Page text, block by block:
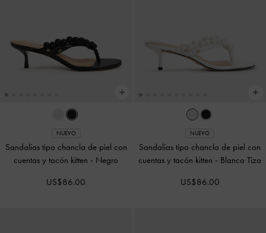
NUEVO
Sandalias tipo chancla de piel con
cuentas y tacón kitten - Negro
US$86.00
NUEVO
Sandalias tipo chancla de piel con
cuentas y tacón kitten - Blanco Tiza
US$86.00